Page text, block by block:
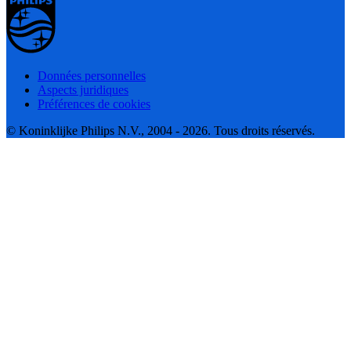
Données personnelles
Aspects juridiques
Préférences de cookies
© Koninklijke Philips N.V., 2004 - 2026. Tous droits réservés.